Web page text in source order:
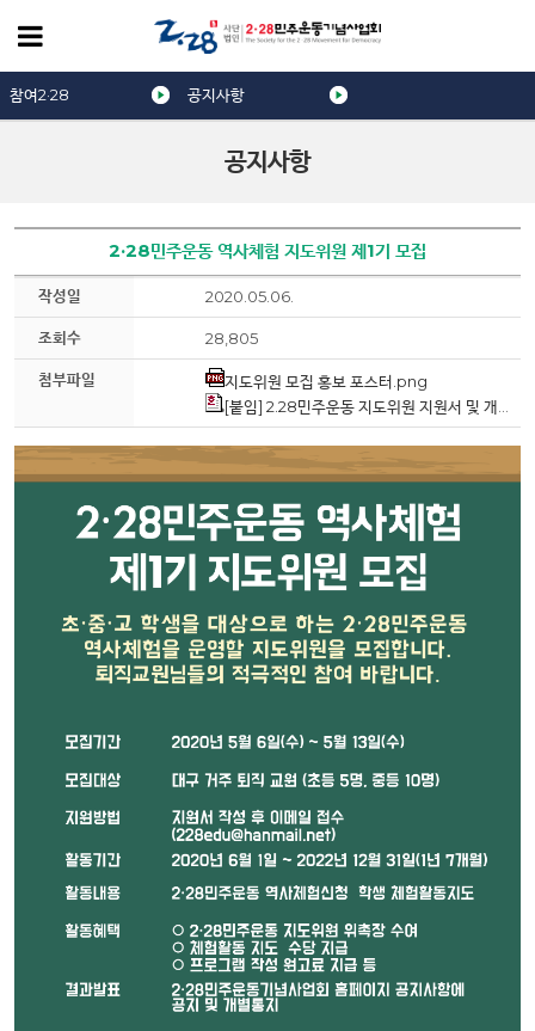
공지사항
참여2·28 공지사항
2·28민주운동 역사체험 지도위원 제1기 모집
작성일 2020.05.06.
조회수 28,805
첨부파일
지도위원 모집 홍보 포스터.png
[붙임] 2.28민주운동 지도위원 지원서 및 개인정보 수집 이용 동의서.hwp